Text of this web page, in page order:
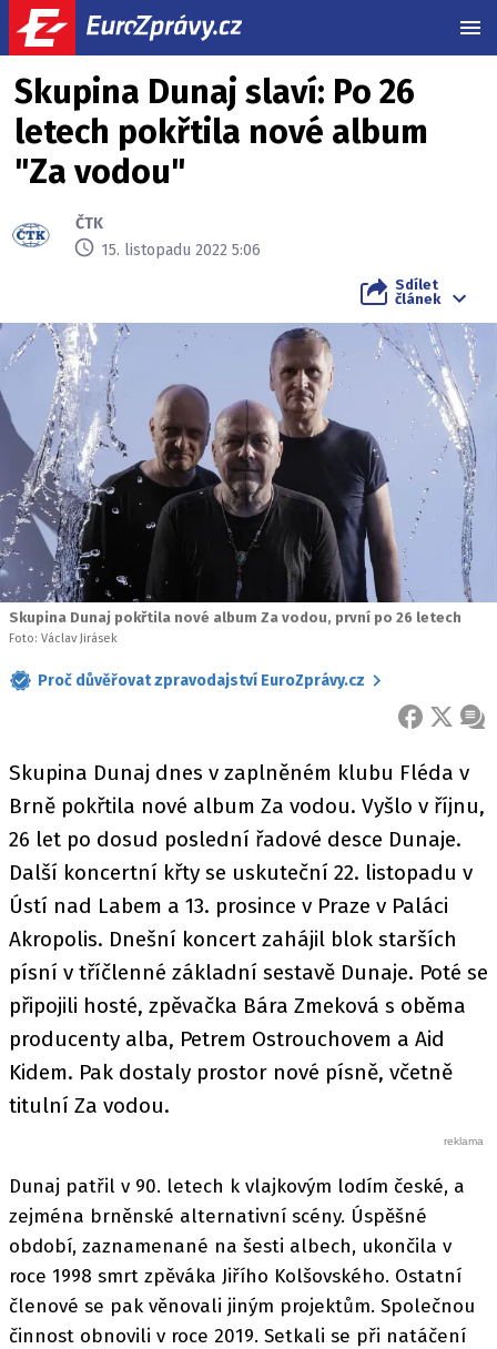
Skupina Dunaj slaví: Po 26
letech pokřtila nové album
"Za vodou"
ČTK
15. listopadu 2022 5:06
Sdílet
článek
Skupina Dunaj pokřtila nové album Za vodou, první po 26 letech
Foto: Václav Jirásek
Proč důvěřovat zpravodajství EuroZprávy.cz
FACEBOOK
X
Skupina Dunaj dnes v zaplněném klubu Fléda v
Brně pokřtila nové album Za vodou. Vyšlo v říjnu,
26 let po dosud poslední řadové desce Dunaje.
Další koncertní křty se uskuteční 22. listopadu v
Ústí nad Labem a 13. prosince v Praze v Paláci
Akropolis. Dnešní koncert zahájil blok starších
písní v tříčlenné základní sestavě Dunaje. Poté se
připojili hosté, zpěvačka Bára Zmeková s oběma
producenty alba, Petrem Ostrouchovem a Aid
Kidem. Pak dostaly prostor nové písně, včetně
titulní Za vodou.
Dunaj patřil v 90. letech k vlajkovým lodím české, a
zejména brněnské alternativní scény. Úspěšné
období, zaznamenané na šesti albech, ukončila v
roce 1998 smrt zpěváka Jiřího Kolšovského. Ostatní
členové se pak věnovali jiným projektům. Společnou
činnost obnovili v roce 2019. Setkali se při natáčení